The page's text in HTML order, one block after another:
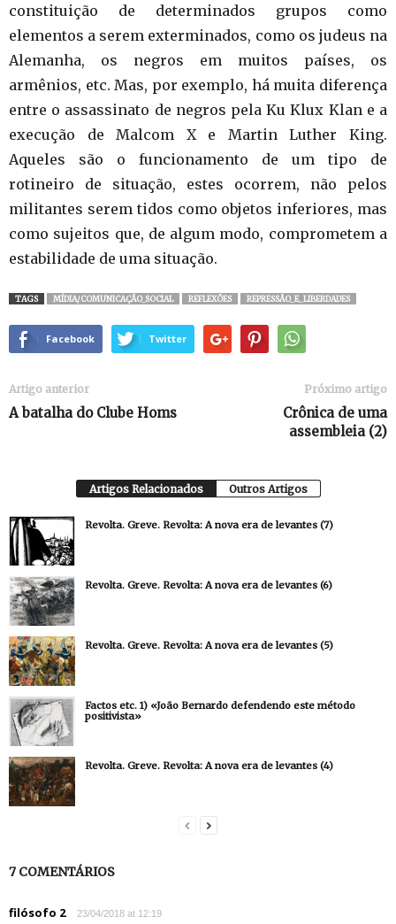
constituição de determinados grupos como
elementos a serem exterminados, como os judeus na
Alemanha, os negros em muitos países, os
armênios, etc. Mas, por exemplo, há muita diferença
entre o assassinato de negros pela Ku Klux Klan e a
execução de Malcom X e Martin Luther King.
Aqueles são o funcionamento de um tipo de
rotineiro de situação, estes ocorrem, não pelos
militantes serem tidos como objetos inferiores, mas
como sujeitos que, de algum modo, comprometem a
estabilidade de uma situação.
TAGS MÍDIA/COMUNICAÇÃO_SOCIAL REFLEXÕES REPRESSÃO_E_LIBERDADES
Facebook Twitter
Artigo anterior
A batalha do Clube Homs
Próximo artigo
Crônica de uma
assembleia (2)
Artigos Relacionados Outros Artigos
Revolta. Greve. Revolta: A nova era de levantes (7)
Revolta. Greve. Revolta: A nova era de levantes (6)
Revolta. Greve. Revolta: A nova era de levantes (5)
Factos etc. 1) «João Bernardo defendendo este método
positivista»
Revolta. Greve. Revolta: A nova era de levantes (4)
7 COMENTÁRIOS
filósofo 2 23/04/2018 at 12:19